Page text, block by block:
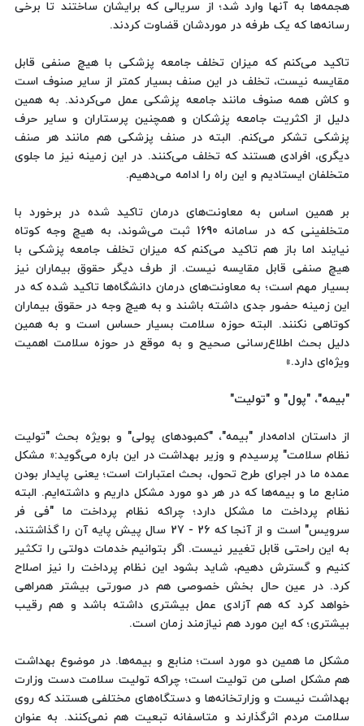
هجمه‌ها به آنها وارد شد؛ از سریالی که برایشان ساختند تا برخی
رسانه‌ها که یک طرفه در موردشان قضاوت کردند.
تاکید می‌کنم که میزان تخلف جامعه پزشکی با هیچ صنفی قابل
مقایسه نیست، تخلف در این صنف بسیار کمتر از سایر صنوف است
و کاش همه صنوف مانند جامعه پزشکی عمل می‌کردند. به همین
دلیل از اکثریت جامعه پزشکان و همچنین پرستاران و سایر حرف
پزشکی تشکر می‌کنم. البته در صنف پزشکی هم مانند هر صنف
دیگری، افرادی هستند که تخلف می‌کنند. در این زمینه نیز ما جلوی
متخلفان ایستادیم و این راه را ادامه می‌دهیم.
بر همین اساس به معاونت‌های درمان تاکید شده در برخورد با
متخلفینی که در سامانه 1690 ثبت می‌شوند، به هیچ وجه کوتاه
نیایند اما باز هم تاکید می‌کنم که میزان تخلف جامعه پزشکی با
هیچ صنفی قابل مقایسه نیست. از طرف دیگر حقوق بیماران نیز
بسیار مهم است؛ به معاونت‌های درمان دانشگاه‌ها تاکید شده که در
این زمینه حضور جدی داشته باشند و به هیچ وجه در حقوق بیماران
کوتاهی نکنند. البته حوزه سلامت بسیار حساس است و به همین
دلیل بحث اطلاع‌رسانی صحیح و به موقع در حوزه سلامت اهمیت
ویژه‌ای دارد.»
"بیمه"، "پول" و "تولیت"
از داستان ادامه‌دار "بیمه"، "کمبودهای پولی" و بویژه بحث "تولیت
نظام سلامت" پرسیدم و وزیر بهداشت در این باره می‌گوید:« مشکل
عمده ما در اجرای طرح تحول، بحث اعتبارات است؛ یعنی پایدار بودن
منابع ما و بیمه‌ها که در هر دو مورد مشکل داریم و داشته‌ایم. البته
نظام پرداخت ما مشکل دارد؛ چراکه نظام پرداخت ما "فی‌ فر
سرویس" است و از آنجا که 26 - 27 سال پیش پایه آن را گذاشتند،
به این راحتی قابل تغییر نیست. اگر بتوانیم خدمات دولتی را تکثیر
کنیم و گسترش دهیم، شاید بشود این نظام پرداخت را نیز اصلاح
کرد. در عین حال بخش خصوصی هم در صورتی بیشتر همراهی
خواهد کرد که هم آزادی عمل بیشتری داشته باشد و هم رقیب
بیشتری؛ که این مورد هم نیازمند زمان است.
مشکل‌ ما همین دو مورد است؛ منابع و بیمه‌ها. در موضوع بهداشت
هم مشکل اصلی من تولیت است؛ چراکه تولیت سلامت دست وزارت
بهداشت نیست و وزارتخانه‌ها و دستگاه‌های مختلفی هستند که روی
سلامت مردم اثرگذارند و متاسفانه تبعیت هم نمی‌کنند. به عنوان